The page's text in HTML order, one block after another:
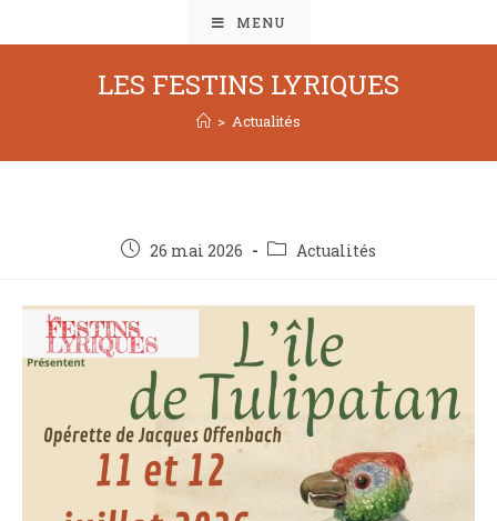
MENU
LES FESTINS LYRIQUES
> Actualités
26 mai 2026 Actualités